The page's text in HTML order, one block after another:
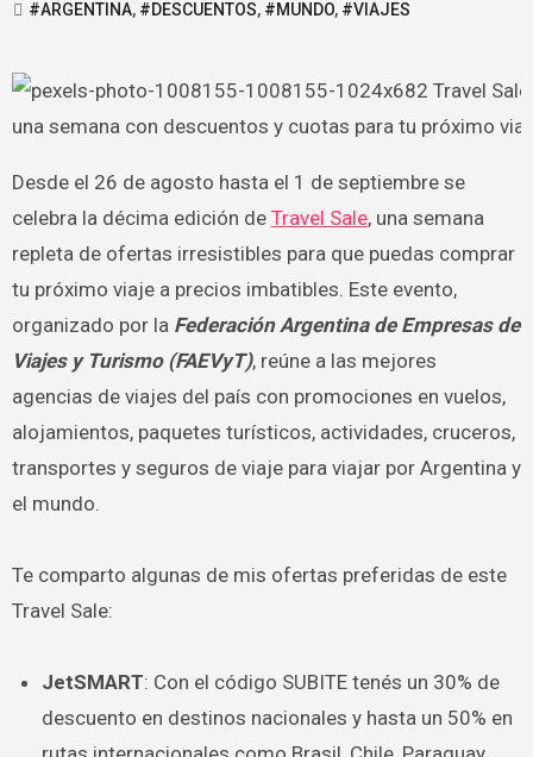
#ARGENTINA, #DESCUENTOS, #MUNDO, #VIAJES
Desde el 26 de agosto hasta el 1 de septiembre se
celebra la décima edición de Travel Sale, una semana
repleta de ofertas irresistibles para que puedas comprar
tu próximo viaje a precios imbatibles. Este evento,
organizado por la Federación Argentina de Empresas de
Viajes y Turismo (FAEVyT), reúne a las mejores
agencias de viajes del país con promociones en vuelos,
alojamientos, paquetes turísticos, actividades, cruceros,
transportes y seguros de viaje para viajar por Argentina y
el mundo.
Te comparto algunas de mis ofertas preferidas de este
Travel Sale:
JetSMART: Con el código SUBITE tenés un 30% de
descuento en destinos nacionales y hasta un 50% en